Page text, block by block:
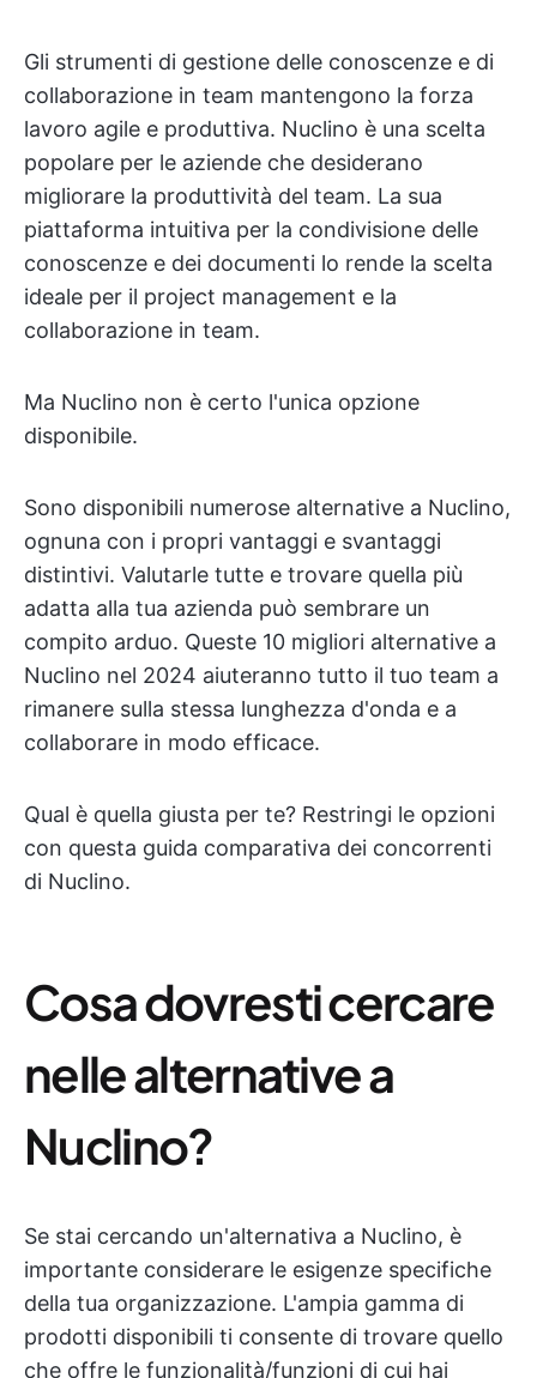
Gli strumenti di gestione delle conoscenze e di
collaborazione in team mantengono la forza
lavoro agile e produttiva. Nuclino è una scelta
popolare per le aziende che desiderano
migliorare la produttività del team. La sua
piattaforma intuitiva per la condivisione delle
conoscenze e dei documenti lo rende la scelta
ideale per il project management e la
collaborazione in team.
Ma Nuclino non è certo l'unica opzione
disponibile.
Sono disponibili numerose alternative a Nuclino,
ognuna con i propri vantaggi e svantaggi
distintivi. Valutarle tutte e trovare quella più
adatta alla tua azienda può sembrare un
compito arduo. Queste 10 migliori alternative a
Nuclino nel 2024 aiuteranno tutto il tuo team a
rimanere sulla stessa lunghezza d'onda e a
collaborare in modo efficace.
Qual è quella giusta per te? Restringi le opzioni
con questa guida comparativa dei concorrenti
di Nuclino.
Cosa dovresti cercare
nelle alternative a
Nuclino?
Se stai cercando un'alternativa a Nuclino, è
importante considerare le esigenze specifiche
della tua organizzazione. L'ampia gamma di
prodotti disponibili ti consente di trovare quello
che offre le funzionalità/funzioni di cui hai